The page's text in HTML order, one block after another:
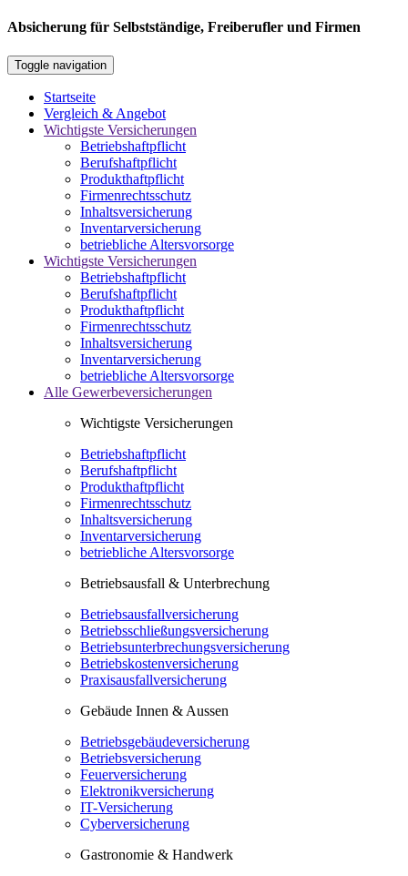
Absicherung für Selbstständige, Freiberufler und Firmen
Toggle navigation
Startseite
Vergleich & Angebot
Wichtigste Versicherungen
Betriebshaftpflicht
Berufshaftpflicht
Produkthaftpflicht
Firmenrechtsschutz
Inhaltsversicherung
Inventarversicherung
betriebliche Altersvorsorge
Wichtigste Versicherungen
Betriebshaftpflicht
Berufshaftpflicht
Produkthaftpflicht
Firmenrechtsschutz
Inhaltsversicherung
Inventarversicherung
betriebliche Altersvorsorge
Alle Gewerbeversicherungen
Wichtigste Versicherungen
Betriebshaftpflicht
Berufshaftpflicht
Produkthaftpflicht
Firmenrechtsschutz
Inhaltsversicherung
Inventarversicherung
betriebliche Altersvorsorge
Betriebsausfall & Unterbrechung
Betriebsausfallversicherung
Betriebsschließungsversicherung
Betriebsunterbrechungsversicherung
Betriebskostenversicherung
Praxisausfallversicherung
Gebäude Innen & Aussen
Betriebsgebäudeversicherung
Betriebsversicherung
Feuerversicherung
Elektronikversicherung
IT-Versicherung
Cyberversicherung
Gastronomie & Handwerk